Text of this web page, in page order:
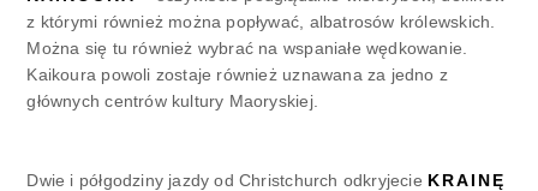
z którymi również można popływać, albatrosów królewskich.
Można się tu również wybrać na wspaniałe wędkowanie.
Kaikoura powoli zostaje również uznawana za jedno z
głównych centrów kultury Maoryskiej.
Dwie i półgodziny jazdy od Christchurch odkryjecie KRAINĘ